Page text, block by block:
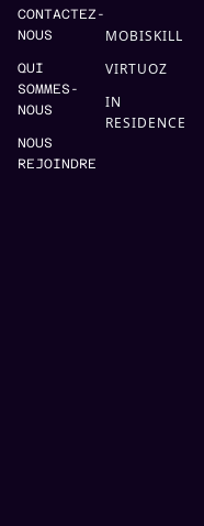
CONTACTEZ-
NOUS
QUI
SOMMES-
NOUS
NOUS
REJOINDRE
MOBISKILL
VIRTUOZ
IN
RESIDENCE